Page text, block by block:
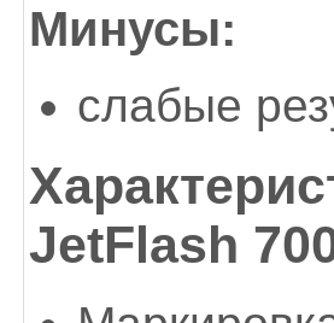
Минусы:
слабые
JetFlash